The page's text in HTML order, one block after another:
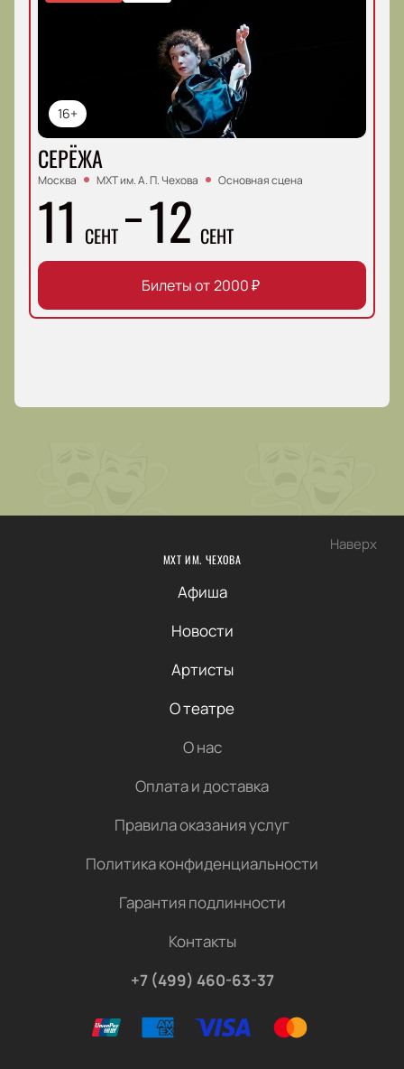
16+
СЕРЁЖА
Москва МХТ им. А. П. Чехова Основная сцена
11 СЕНТ 12 СЕНТ
Билеты от 2000₽
Наверх
МХТ ИМ. ЧЕХОВА
Афиша
Новости
Артисты
О театре
О нас
Оплата и доставка
Правила оказания услуг
Политика конфиденциальности
Гарантия подлинности
Контакты
+7 (499) 460-63-37